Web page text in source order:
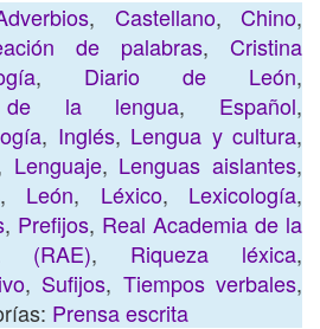
, Castellano, Chino,
de palabras, Cristina
, Diario de León,
de la lengua, Español,
, Inglés, Lengua y cultura,
Lenguaje, Lenguas aislantes,
, León, Léxico, Lexicología,
, Prefijos, Real Academia de la
(RAE), Riqueza léxica,
, Sufijos, Tiempos verbales,
Prensa escrita